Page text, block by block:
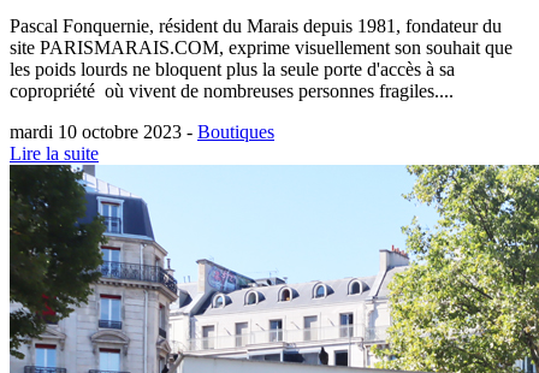
Pascal Fonquernie, résident du Marais depuis 1981, fondateur du
site PARISMARAIS.COM, exprime visuellement son souhait que
les poids lourds ne bloquent plus la seule porte d'accès à sa
copropriété où vivent de nombreuses personnes fragiles....
mardi 10 octobre 2023 - Boutiques
Lire la suite